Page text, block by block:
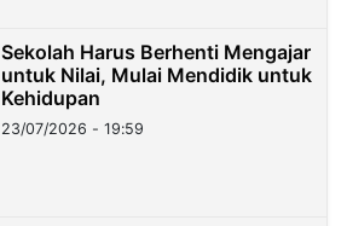
Sekolah Harus Berhenti Mengajar
untuk Nilai, Mulai Mendidik untuk
Kehidupan
23/07/2026 - 19:59